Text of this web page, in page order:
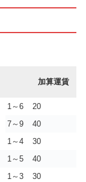
加算運賃
1～6
20
7～9
40
1～4 30
1～5
40
1～3 30